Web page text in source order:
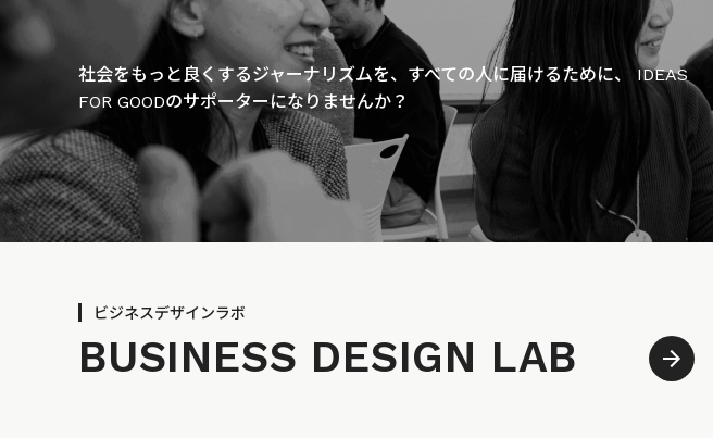
社会をもっと良くするジャーナリズムを、すべての人に届けるために、 IDEAS
FOR GOODのサポーターになりませんか？
ビジネスデザインラボ
BUSINESS DESIGN LAB